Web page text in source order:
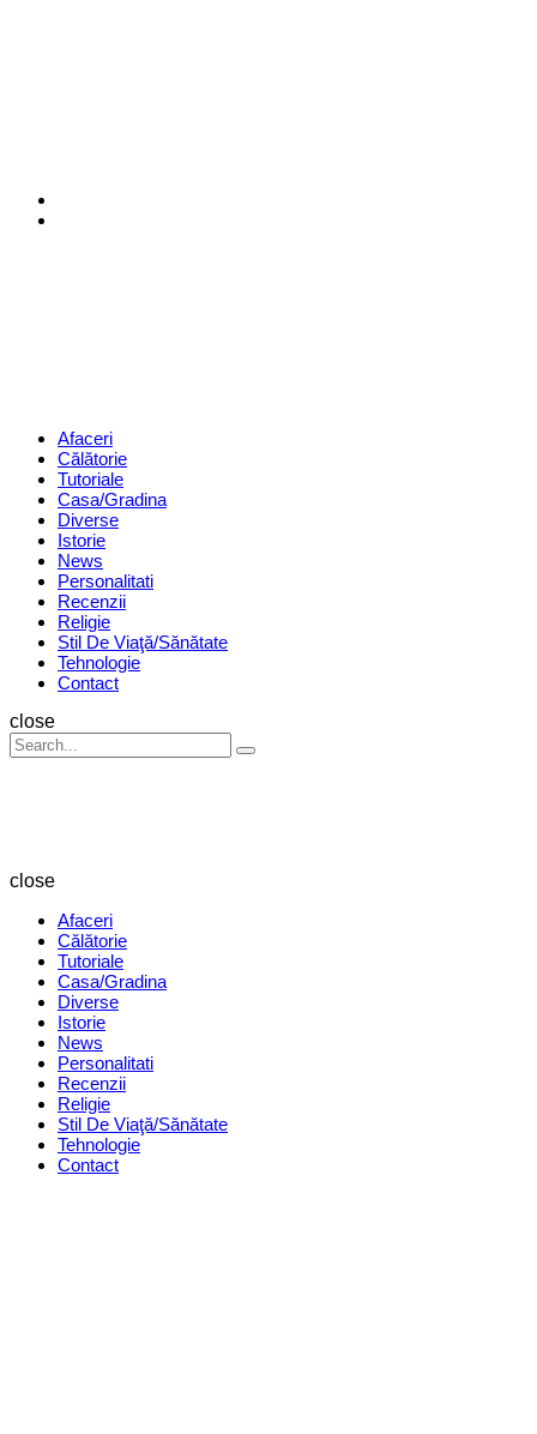
Menu Afaceri
Călătorie
Tutoriale
Casa/Gradina
Diverse
Istorie
News
Personalitati
Recenzii
Religie
Stil De Viaţă/Sănătate
Tehnologie
Contact
Search
close
Search
for:
Search
close
Afaceri
Călătorie
Tutoriale
Casa/Gradina
Diverse
Istorie
News
Personalitati
Recenzii
Religie
Stil De Viaţă/Sănătate
Tehnologie
Contact